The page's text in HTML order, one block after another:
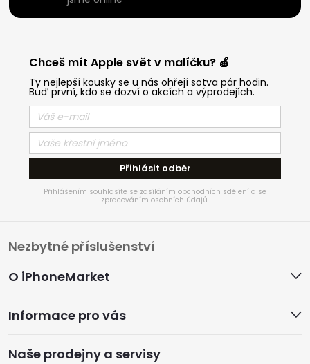
Chceš mít Apple svět v malíčku? 🍏
Ty nejlepší kousky se u nás ohřejí sotva pár hodin.
Buď první, kdo se dozví o akcích a výprodejích.
Přihlásit odběr
Přihlášením souhlasíte se zasíláním obchodních sdělení a se
zpracováním osobních údajů.
Z
á
p
a
O iPhoneMarket
Informace pro vás
Naše prodejny a servisy
Nezbytné příslušenství